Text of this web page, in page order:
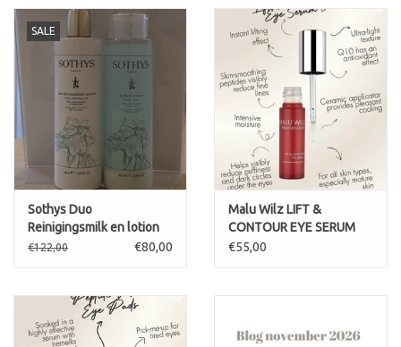
SALE
Sothys Duo
Reinigingsmilk en lotion
Sothys Lait démaquillant
vette huid
€122,00 €80,00
Malu Wilz LIFT &
CONTOUR EYE SERUM
€55,00